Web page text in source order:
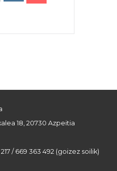
18, 20730 Azpeitia
217 / 669 363 492 (goizez soilik)